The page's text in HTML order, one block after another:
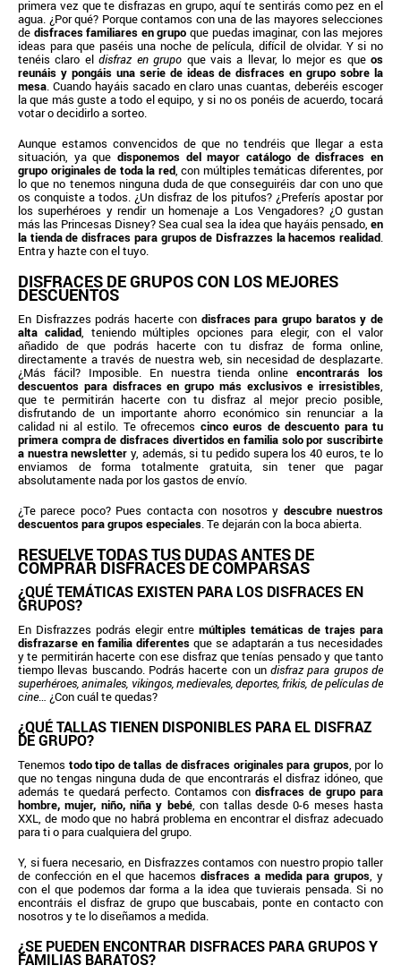
primera vez que te disfrazas en grupo, aquí te sentirás como pez en el
agua. ¿Por qué? Porque contamos con una de las mayores selecciones
de disfraces familiares en grupo que puedas imaginar, con las mejores
ideas para que paséis una noche de película, difícil de olvidar. Y si no
tenéis claro eldisfraz en grupo que vais a llevar, lo mejor es queos
reunáis y pongáis una serie de ideas de disfraces en grupo sobre la
mesa. Cuando hayáis sacado en claro unas cuantas, deberéis escoger
la que más guste a todo el equipo, y si no os ponéis de acuerdo, tocará
votar o decidirlo a sorteo.
Aunque estamos convencidos de que no tendréis que llegar a esta
situación, ya que disponemos del mayor catálogo de disfraces en
grupo originales de toda la red, con múltiples temáticas diferentes, por
lo que no tenemos ninguna duda de que conseguiréis dar con uno que
os conquiste a todos. ¿Un disfraz de los pitufos? ¿Preferís apostar por
los superhéroes y rendir un homenaje a Los Vengadores? ¿O gustan
más las Princesas Disney? Sea cual sea la idea que hayáis pensado, en
la tienda de disfraces para grupos de Disfrazzes la hacemos realidad.
Entra y hazte con el tuyo.
DISFRACES DE GRUPOS CON LOS MEJORES
DESCUENTOS
En Disfrazzes podrás hacerte con disfraces para grupo baratos y de
alta calidad, teniendo múltiples opciones para elegir, con el valor
añadido de que podrás hacerte con tu disfraz de forma online,
directamente a través de nuestra web, sin necesidad de desplazarte.
¿Más fácil? Imposible. En nuestra tienda onlineencontrarás los
descuentos para disfraces en grupo más exclusivos e irresistibles,
que te permitirán hacerte con tu disfraz al mejor precio posible,
disfrutando de un importante ahorro económico sin renunciar a la
calidad ni al estilo. Te ofrecemos cinco euros de descuento para tu
primera compra de disfraces divertidos en familia solo por suscribirte
a nuestra newsletter y, además, si tu pedido supera los 40 euros, te lo
enviamos de forma totalmente gratuita, sin tener que pagar
absolutamente nada por los gastos de envío.
¿Te parece poco? Pues contacta con nosotros y descubre nuestros
descuentos para grupos especiales. Te dejarán con la boca abierta.
RESUELVE TODAS TUS DUDAS ANTES DE
COMPRAR DISFRACES DE COMPARSAS
¿QUÉ TEMÁTICAS EXISTEN PARA LOS DISFRACES EN
GRUPOS?
En Disfrazzes podrás elegir entre múltiples temáticas de trajes para
disfrazarse en familia diferentes que se adaptarán a tus necesidades
y te permitirán hacerte con ese disfraz que tenías pensado y que tanto
tiempo llevas buscando. Podrás hacerte con undisfraz para grupos de
superhéroes, animales, vikingos, medievales, deportes, frikis, de películas de
cine… ¿Con cuál te quedas?
¿QUÉ TALLAS TIENEN DISPONIBLES PARA EL DISFRAZ
DE GRUPO?
Tenemos todo tipo de tallas de disfraces originales para grupos, por lo
que no tengas ninguna duda de que encontrarás el disfraz idóneo, que
además te quedará perfecto. Contamos con disfraces de grupo para
hombre, mujer, niño, niña y bebé, con tallas desde 0-6 meses hasta
XXL, de modo que no habrá problema en encontrar el disfraz adecuado
para ti o para cualquiera del grupo.
Y, si fuera necesario, en Disfrazzes contamos con nuestro propio taller
de confección en el que hacemos disfraces a medida para grupos, y
con el que podemos dar forma a la idea que tuvierais pensada. Si no
encontráis el disfraz de grupo que buscabais, ponte en contacto con
nosotros y te lo diseñamos a medida.
¿SE PUEDEN ENCONTRAR DISFRACES PARA GRUPOS Y
FAMILIAS BARATOS?